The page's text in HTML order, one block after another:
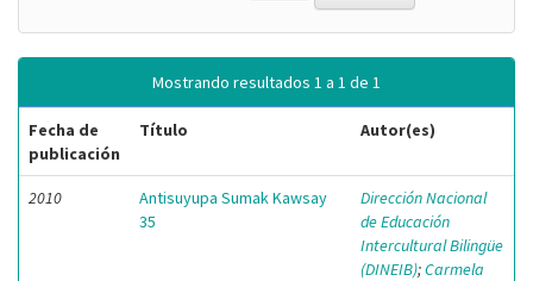
Mostrando resultados 1 a 1 de 1
Fecha de
publicación
Título Autor(es)
2010
Antisuyupa Sumak Kawsay
35
Dirección Nacional
de Educación
Intercultural Bilingüe
(DINEIB);Carmela